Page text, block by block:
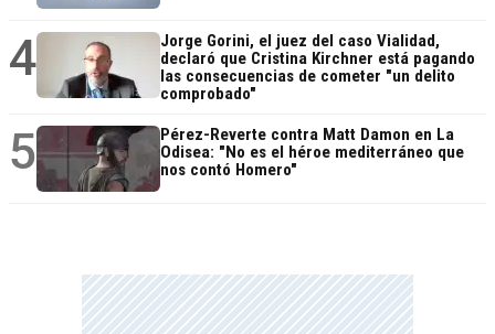
4
Jorge Gorini, el juez del caso Vialidad,
declaró que Cristina Kirchner está pagando
las consecuencias de cometer "un delito
comprobado"
5
Pérez-Reverte contra Matt Damon en La
Odisea: "No es el héroe mediterráneo que
nos contó Homero"